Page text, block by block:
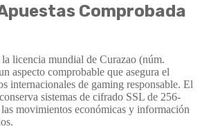
Comprobada
licencia mundial de Curazao (núm.
aspecto comprobable que asegura el
internacionales de gaming responsable. El
sistemas de cifrado SSL de 256-
movimientos económicas y información